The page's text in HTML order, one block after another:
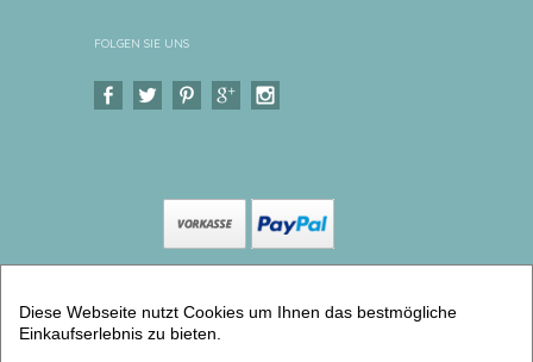
FOLGEN SIE UNS
erstellt mit VersaCommerce.
Kinderzimmer Uhr Kuh (Kinderwanduhren) |
Diese Webseite nutzt Cookies um Ihnen das bestmögliche
Einkaufserlebnis zu bieten.